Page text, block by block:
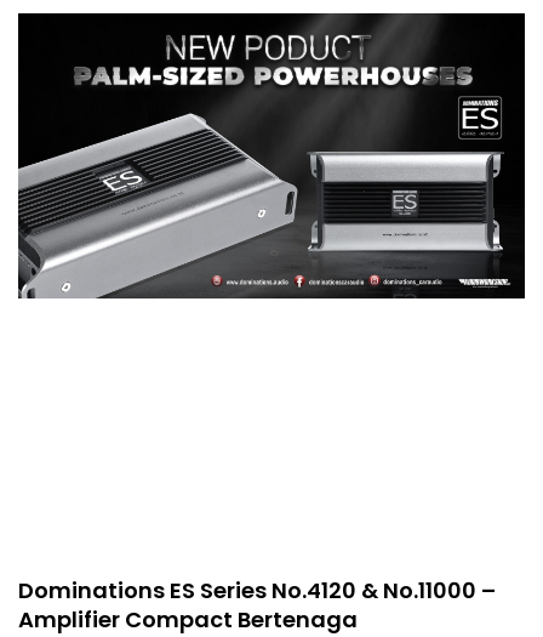
Dominations ES Series No.4120 & No.11000 –
Amplifier Compact Bertenaga